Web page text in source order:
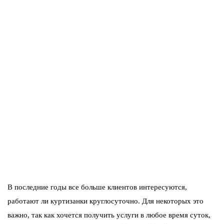
В последние годы все больше клиентов интересуются,
работают ли куртизанки круглосуточно. Для некоторых это
важно, так как хочется получить услуги в любое время суток,